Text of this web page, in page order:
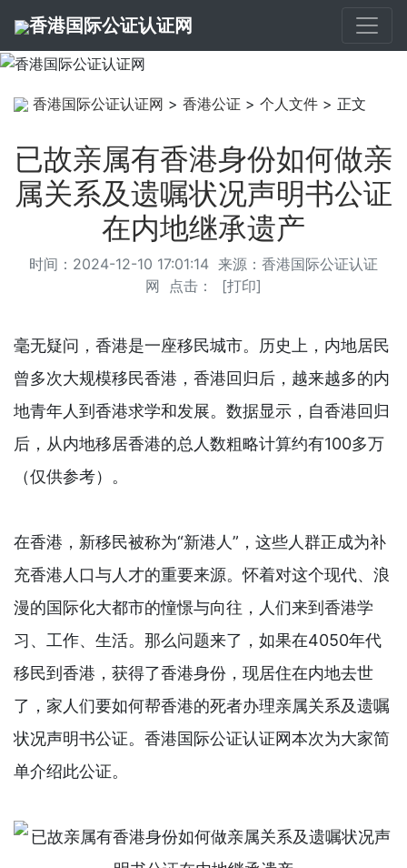
香港国际公证认证网
香港国际公证认证网 > 香港公证 > 个人文件 > 正文
已故亲属有香港身份如何做亲
属关系及遗嘱状况声明书公证
在内地继承遗产
时间：2024-12-10 17:01:14 来源： 香港国际公证认证
网 点击： [打印]
毫无疑问，香港是一座移民城市。历史上，内地居民
曾多次大规模移民香港，香港回归后，越来越多的内
地青年人到香港求学和发展。数据显示，自香港回归
后，从内地移居香港的总人数粗略计算约有100多万
（仅供参考）。
在香港，新移民被称为“新港人”，这些人群正成为补
充香港人口与人才的重要来源。怀着对这个现代、浪
漫的国际化大都市的憧憬与向往，人们来到香港学
习、工作、生活。那么问题来了，如果在4050年代
移民到香港，获得了香港身份，现居住在内地去世
了，家人们要如何帮香港的死者办理亲属关系及遗嘱
状况声明书公证。香港国际公证认证网本次为大家简
单介绍此公证。